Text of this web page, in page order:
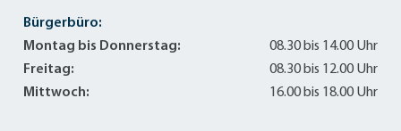
Bürgerbüro:
Montag bis Donnerstag:
08.30 bis 14.00 Uhr
Freitag:
08.30 bis 12.00 Uhr
Mittwoch:
16.00 bis 18.00 Uhr